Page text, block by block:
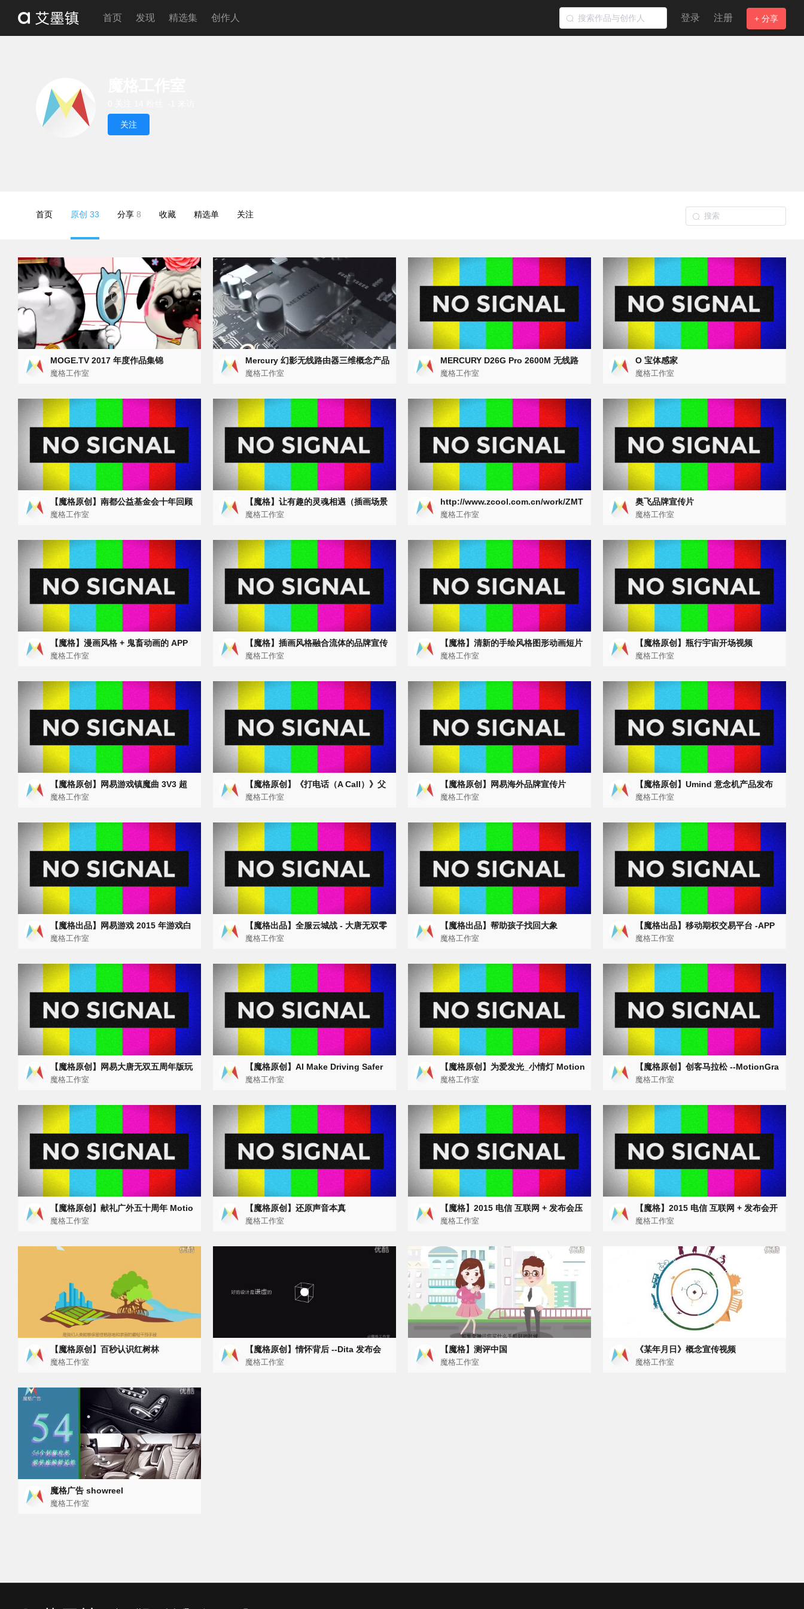
首页 发现 精选集 创作人 登录 注册 + 分享
关注
首页 原创 33 分享 8 收藏 精选单 关注
MOGE.TV 2017 年度作品集锦
魔格工作室
Mercury 幻影无线路由器三维概念产品
动画
魔格工作室
MERCURY D26G Pro 2600M 无线路
由器三维概念动画
魔格工作室
O 宝体感家
魔格工作室
【魔格原创】南都公益基金会十年回顾
视频
魔格工作室
【魔格】让有趣的灵魂相遇（插画场景
+ 流体的公益品牌宣传动画）
魔格工作室
http://www.zcool.com.cn/work/ZMT
k1MTU3MTY=.html
魔格工作室
奥飞品牌宣传片
魔格工作室
【魔格】漫画风格 + 鬼畜动画的 APP
宣传片（UC NineStore 俄罗斯宣传动
魔格工作室
【魔格】插画风格融合流体的品牌宣传
动画（美康辰品牌宣传片）
魔格工作室
【魔格】清新的手绘风格图形动画短片
（BottleDream 创变者宣传片）
魔格工作室
【魔格原创】瓶行宇宙开场视频
魔格工作室
【魔格原创】网易游戏镇魔曲 3V3 超
能联赛宣传片
魔格工作室
【魔格原创】《打电话（A Call）》父
亲节动画短片
魔格工作室
【魔格原创】网易海外品牌宣传片
魔格工作室
【魔格原创】Umind 意念机产品发布
视频
魔格工作室
【魔格出品】网易游戏 2015 年游戏白
皮书
魔格工作室
【魔格出品】全服云城战 - 大唐无双零
游戏玩法介绍
魔格工作室
【魔格出品】帮助孩子找回大象
魔格工作室
【魔格出品】移动期权交易平台 -APP
宣传
魔格工作室
【魔格原创】网易大唐无双五周年版玩
法介绍视频 ---MotionGraphic
魔格工作室
【魔格原创】AI Make Driving Safer
（智能车载系统）-MotionGraphic
魔格工作室
【魔格原创】为爱发光_小情灯 Motion
Graphic 宣传短片
魔格工作室
【魔格原创】创客马拉松 --MotionGra
phic
魔格工作室
【魔格原创】献礼广外五十周年 Motio
nGraphic
魔格工作室
【魔格原创】还原声音本真
魔格工作室
【魔格】2015 电信 互联网 + 发布会压
轴视频
魔格工作室
【魔格】2015 电信 互联网 + 发布会开
场视频
魔格工作室
【魔格原创】百秒认识红树林
魔格工作室
【魔格原创】情怀背后 --Dita 发布会
魔格工作室
【魔格】测评中国
魔格工作室
《某年月日》概念宣传视频
魔格工作室
魔格广告 showreel
魔格工作室